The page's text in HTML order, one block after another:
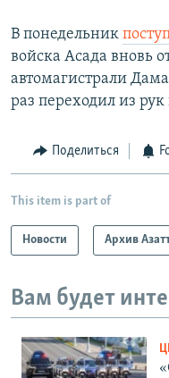
В понедельник
войска Асада вновь
автомагистрали
раз переходил из рук
Поделиться
This item is part of
Новости Архив
Вам будет